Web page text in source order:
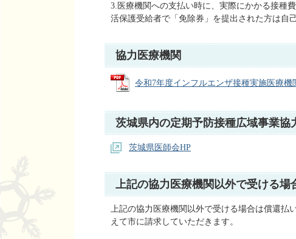
3.医療機関への支払い時に、実際にかかる接種
活保護受給者で「免除券」を提出された方は自
協力医療機関
令和7年度インフルエンザ接種実施医療機
茨城県内の定期予防接種広域事業協
茨城県医師会HP
上記の協力医療機関以外で受ける場
上記の協力医療機関以外で受ける場合は償還
えて市に請求していただきます。